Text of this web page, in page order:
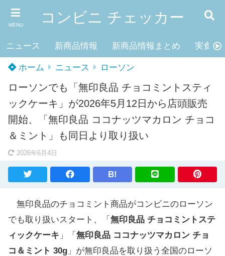
MENU コンビニ チェッカー
ニュース 新商品情報 新商品情報まとめ 実食レ
ホーム ニュース ローソン
ローソンでも「無印良品 チョコミントスティ
ックケーキ」が2026年5月12日から店頭販売
開始、「無印良品 ココナッツマカロン チョコ
＆ミント」も同日より取り扱い
2026年6月4日
B!
無印良品のチョコミント商品がコンビニのローソン
でも取り扱いスタート、「 無印良品 チョコミントステ
ィックケーキ 」「 無印良品 ココナッツマカロン チョ
コ＆ミント 30g 」が無印良品を取り扱う全国のローソ